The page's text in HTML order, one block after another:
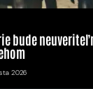
bude
2026